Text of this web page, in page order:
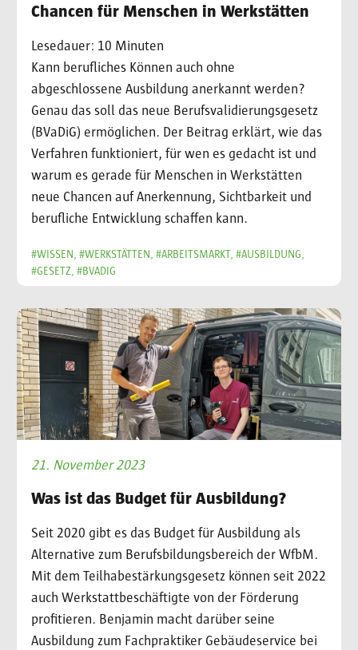
Chancen für Menschen in Werkstätten
Lesedauer: 10 Minuten
Kann berufliches Können auch ohne
abgeschlossene Ausbildung anerkannt werden?
Genau das soll das neue Berufsvalidierungsgesetz
(BVaDiG) ermöglichen. Der Beitrag erklärt, wie das
Verfahren funktioniert, für wen es gedacht ist und
warum es gerade für Menschen in Werkstätten
neue Chancen auf Anerkennung, Sichtbarkeit und
berufliche Entwicklung schaffen kann.
#WISSEN, #WERKSTÄTTEN, #ARBEITSMARKT, #AUSBILDUNG,
#GESETZ, #BVADIG
21. November 2023
Was ist das Budget für Ausbildung?
Seit 2020 gibt es das Budget für Ausbildung als
Alternative zum Berufsbildungsbereich der WfbM.
Mit dem Teilhabestärkungsgesetz können seit 2022
auch Werkstattbeschäftigte von der Förderung
profitieren. Benjamin macht darüber seine
Ausbildung zum Fachpraktiker Gebäudeservice bei